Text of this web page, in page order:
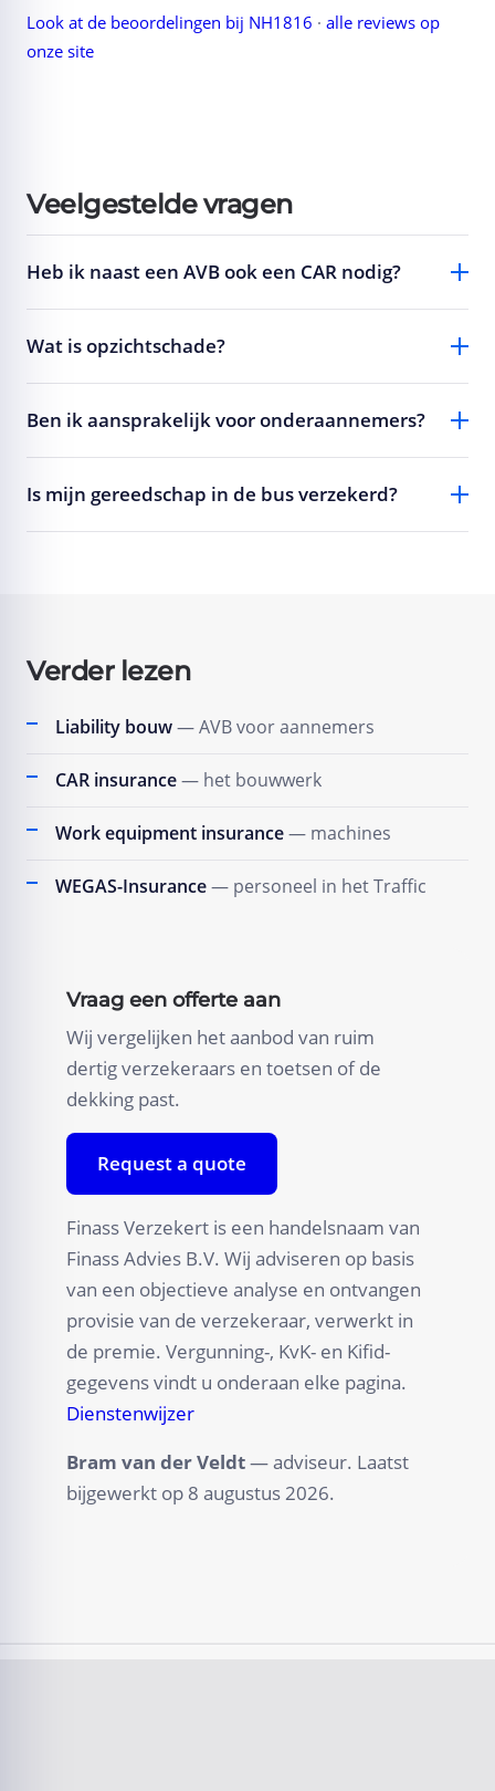
Look at de beoordelingen bij NH1816 · alle reviews op
onze site
Veelgestelde vragen
Heb ik naast een AVB ook een CAR nodig?
Wat is opzichtschade?
Ben ik aansprakelijk voor onderaannemers?
Is mijn gereedschap in de bus verzekerd?
Verder lezen
Liability bouw— AVB voor aannemers
CAR insurance— het bouwwerk
Work equipment insurance— machines
WEGAS-Insurance— personeel in het Traffic
Vraag een offerte aan
Wij vergelijken het aanbod van ruim
dertig verzekeraars en toetsen of de
dekking past.
Request a quote
Finass Verzekert is een handelsnaam van
Finass Advies B.V. Wij adviseren op basis
van een objectieve analyse en ontvangen
provisie van de verzekeraar, verwerkt in
de premie. Vergunning-, KvK- en Kifid-
gegevens vindt u onderaan elke pagina.
Dienstenwijzer
Bram van der Veldt— adviseur. Laatst
bijgewerkt op 8 augustus 2026.